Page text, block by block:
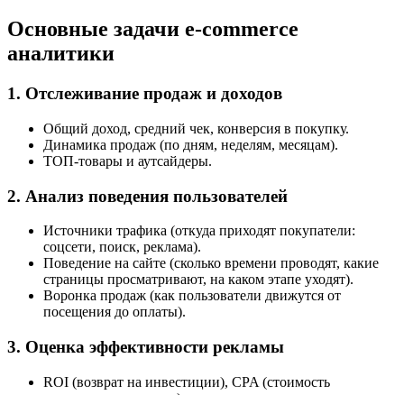
Основные задачи e-commerce
аналитики
1. Отслеживание продаж и доходов
Общий доход, средний чек, конверсия в покупку.
Динамика продаж (по дням, неделям, месяцам).
ТОП-товары и аутсайдеры.
2. Анализ поведения пользователей
Источники трафика (откуда приходят покупатели:
соцсети, поиск, реклама).
Поведение на сайте (сколько времени проводят, какие
страницы просматривают, на каком этапе уходят).
Воронка продаж (как пользователи движутся от
посещения до оплаты).
3. Оценка эффективности рекламы
ROI (возврат на инвестиции), CPA (стоимость